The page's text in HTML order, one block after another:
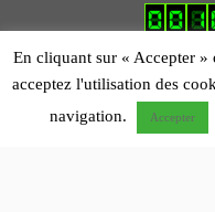
En cliquant sur « Accepter
acceptez l'utilisation des
navigation.
Accepter